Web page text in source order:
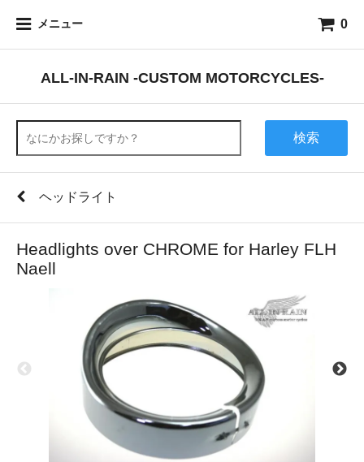
メニュー 0
ALL-IN-RAIN -CUSTOM MOTORCYCLES-
検索
ヘッドライト
Headlights over CHROME for Harley FLH
Naell